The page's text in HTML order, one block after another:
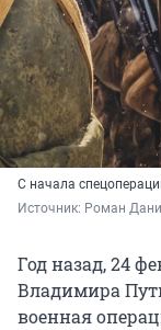
С начала
Источник: Роман
Год назад, 24
Владимира
военная